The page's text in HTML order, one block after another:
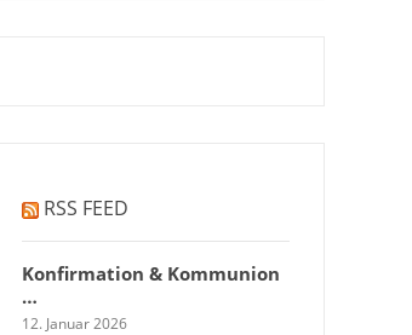
RSS FEED
Konfirmation & Kommunion
…
12. Januar 2026